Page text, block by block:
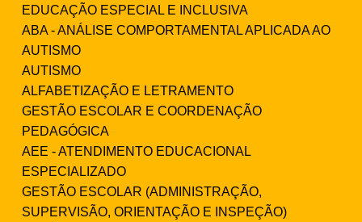
EDUCAÇÃO ESPECIAL E INCLUSIVA
ABA - ANÁLISE COMPORTAMENTAL APLICADA AO
AUTISMO
AUTISMO
ALFABETIZAÇÃO E LETRAMENTO
GESTÃO ESCOLAR E COORDENAÇÃO
PEDAGÓGICA
AEE - ATENDIMENTO EDUCACIONAL
ESPECIALIZADO
GESTÃO ESCOLAR (ADMINISTRAÇÃO,
SUPERVISÃO, ORIENTAÇÃO E INSPEÇÃO)